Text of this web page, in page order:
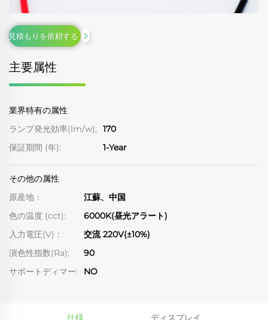
主要属性
業界特有の属性
ランプ発光効率(lm/w);
170
保証期間 (年):
1-Year
その他の属性
原産地：
江蘇、中国
色の温度 (cct):
6000K(昼光アラート)
入力電圧(V)：
交流 220V(±10%)
演色性指数(Ra);
90
サポートディマー:
NO
お見積もりを依頼する
仕様 ディスプレイ